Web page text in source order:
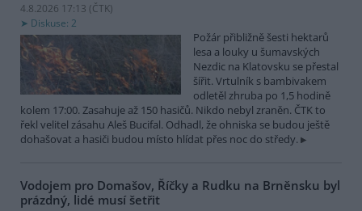
4.8.2026 17:13 (ČTK)
Diskuse: 2
Požár přibližně šesti hektarů
lesa a louky u šumavských
Nezdic na Klatovsku se přestal
šířit. Vrtulník s bambivakem
odletěl zhruba po 1,5 hodině
kolem 17:00. Zasahuje až 150 hasičů. Nikdo nebyl zraněn. ČTK to
řekl velitel zásahu Aleš Bucifal. Odhadl, že ohniska se budou ještě
dohašovat a hasiči budou místo hlídat přes noc do středy.
Vodojem pro Domašov, Říčky a Rudku na Brněnsku byl
prázdný, lidé musí šetřit